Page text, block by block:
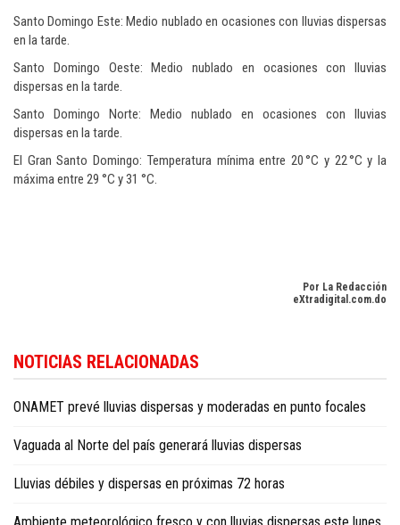
Santo Domingo Este: Medio nublado en ocasiones con lluvias dispersas
en la tarde.
Santo Domingo Oeste: Medio nublado en ocasiones con lluvias
dispersas en la tarde.
Santo Domingo Norte: Medio nublado en ocasiones con lluvias
dispersas en la tarde.
El Gran Santo Domingo: Temperatura mínima entre 20 °C y 22 °C y la
máxima entre 29 °C y 31 °C.
Por La Redacción
eXtradigital.com.do
Republic news in English.
NOTICIAS RELACIONADAS
ONAMET prevé lluvias dispersas y moderadas en punto focales
Vaguada al Norte del país generará lluvias dispersas
Lluvias débiles y dispersas en próximas 72 horas